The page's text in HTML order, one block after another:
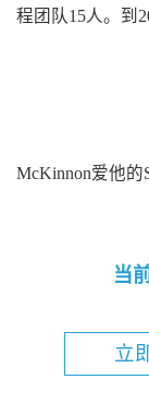
程团队15人。到
McKinnon爱他的
当
立